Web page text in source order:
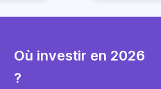
règle
l'argent
principale
Où investir en 2026
?